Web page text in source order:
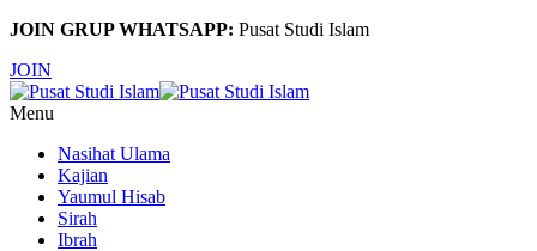
JOIN GRUP WHATSAPP: Pusat Studi Islam
JOIN
Menu
Nasihat Ulama
Kajian
Yaumul Hisab
Sirah
Ibrah